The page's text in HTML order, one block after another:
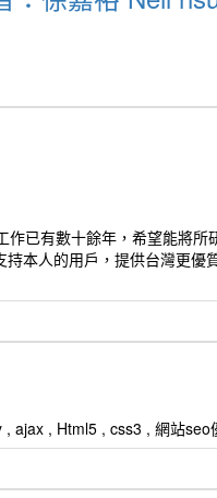
已有數十餘年，希望能將所
本人的用戶，提供台灣更優
ajax , Html5 , css3 , 網站seo